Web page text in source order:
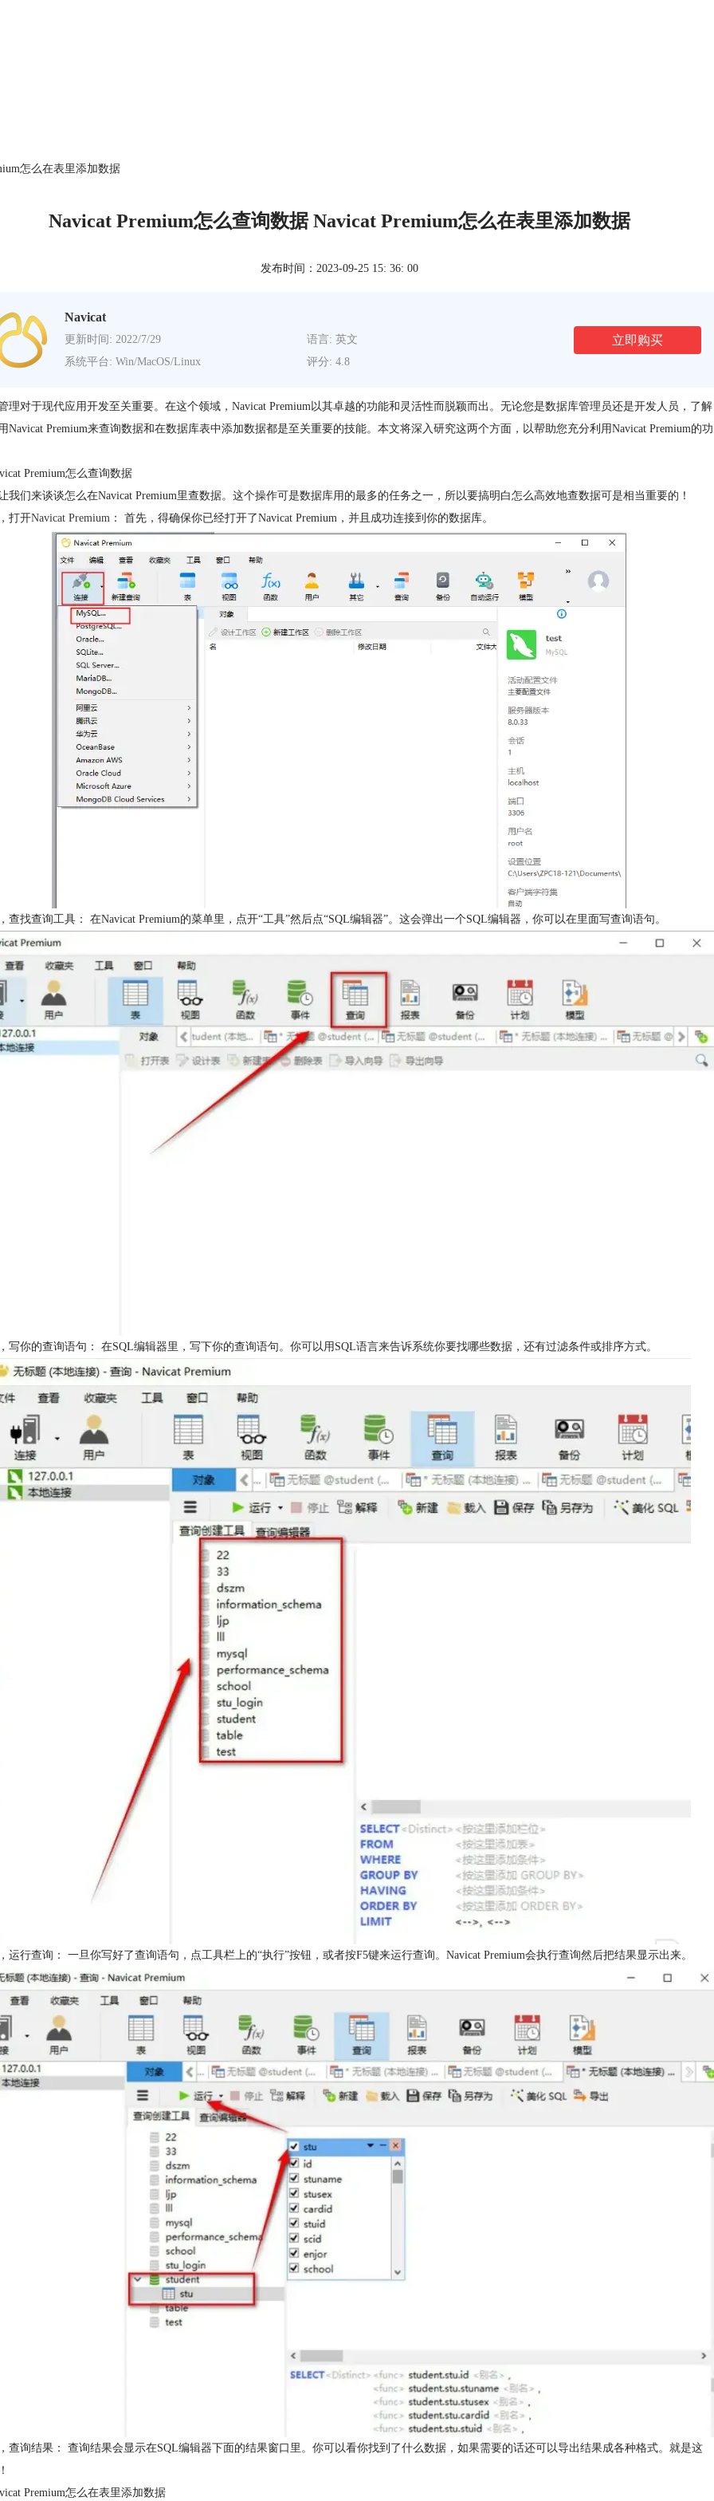
怎么在表里添加数据
Navicat Premium怎么查询数据 Navicat Premium怎么在表里添加数据
发布时间：2023-09-25 15: 36: 00
Navicat
更新时间: 2022/7/29
语言: 英文
系统平台: Win/MacOS/Linux
评分: 4.8
立即购买
理对于现代应用开发至关重要。在这个领域，Navicat Premium以其卓越的功能和灵活性而脱颖而出。无论您是数据库管理员还是开发人员，了解
Navicat Premium来查询数据和在数据库表中添加数据都是至关重要的技能。本文将深入研究这两个方面，以帮助您充分利用Navicat Premium的功
Premium怎么查询数据
我们来谈谈怎么在Navicat Premium里查数据。这个操作可是数据库用的最多的任务之一，所以要搞明白怎么高效地查数据可是相当重要的！
打开Navicat Premium ： 首先，得确保你已经打开了Navicat Premium，并且成功连接到你的数据库。
查找查询工具： 在Navicat Premium的菜单里，点开“工具”然后点“SQL编辑器”。这会弹出一个SQL编辑器，你可以在里面写查询语句。
写你的查询语句： 在SQL编辑器里，写下你的查询语句。你可以用SQL语言来告诉系统你要找哪些数据，还有过滤条件或排序方式。
运行查询： 一旦你写好了查询语句，点工具栏上的“执行”按钮，或者按F5键来运行查询。Navicat Premium会执行查询然后把结果显示出来。
查询结果： 查询结果会显示在SQL编辑器下面的结果窗口里。你可以看你找到了什么数据，如果需要的话还可以导出结果成各种格式。就是这
Premium怎么在表里添加数据